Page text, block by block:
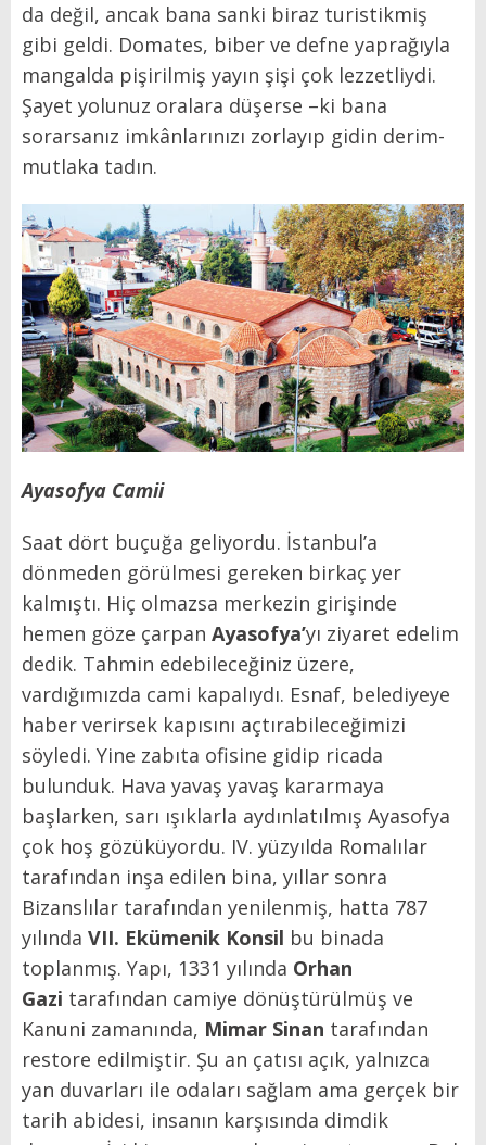
da değil, ancak bana sanki biraz turistikmiş
gibi geldi. Domates, biber ve defne yaprağıyla
mangalda pişirilmiş yayın şişi çok lezzetliydi.
Şayet yolunuz oralara düşerse –ki bana
sorarsanız imkânlarınızı zorlayıp gidin derim-
mutlaka tadın.
Ayasofya Camii
Saat dört buçuğa geliyordu. İstanbul’a
dönmeden görülmesi gereken birkaç yer
kalmıştı. Hiç olmazsa merkezin girişinde
hemen göze çarpan Ayasofya’yı ziyaret edelim
dedik. Tahmin edebileceğiniz üzere,
vardığımızda cami kapalıydı. Esnaf, belediyeye
haber verirsek kapısını açtırabileceğimizi
söyledi. Yine zabıta ofisine gidip ricada
bulunduk. Hava yavaş yavaş kararmaya
başlarken, sarı ışıklarla aydınlatılmış Ayasofya
çok hoş gözüküyordu. IV. yüzyılda Romalılar
tarafından inşa edilen bina, yıllar sonra
Bizanslılar tarafından yenilenmiş, hatta 787
yılında VII. Ekümenik Konsil bu binada
toplanmış. Yapı, 1331 yılında Orhan
Gazi tarafından camiye dönüştürülmüş ve
Kanuni zamanında, Mimar Sinan tarafından
restore edilmiştir. Şu an çatısı açık, yalnızca
yan duvarları ile odaları sağlam ama gerçek bir
tarih abidesi, insanın karşısında dimdik